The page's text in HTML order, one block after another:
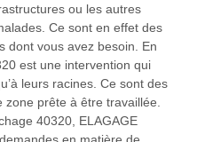
ou les autres
Ce sont en effet des
dont vous avez besoin. En
est une intervention qui
leurs racines. Ce sont des
prête à être travaillée.
40320, ELAGAGE